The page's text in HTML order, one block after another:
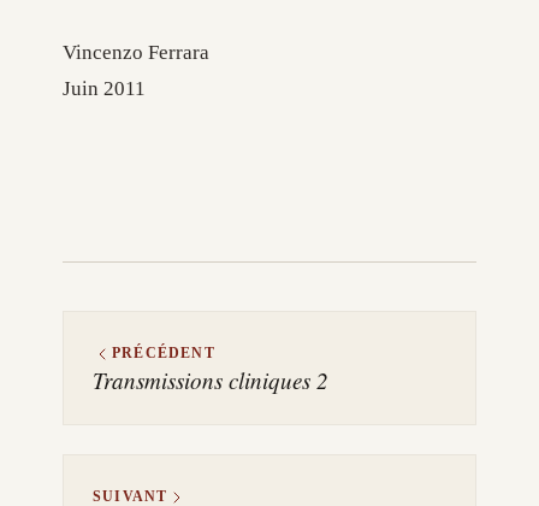
Vincenzo Ferrara
Juin 2011
PRÉCÉDENT
Transmissions cliniques 2
SUIVANT